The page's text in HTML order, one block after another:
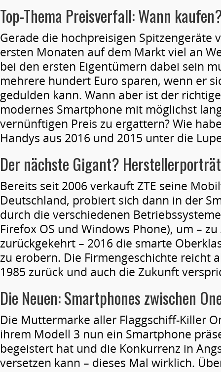
Top-Thema Preisverfall: Wann
Gerade die hochpreisigen Spitzengeräte
ersten Monaten auf dem Markt viel an
bei den ersten Eigentümern dabei sein
mehrere hundert Euro sparen, wenn er
gedulden kann. Wann aber ist der
modernes Smartphone mit möglichst
vernünftigen Preis zu ergattern? Wie
Handys aus 2016 und 2015 unter die
Der nächste Gigant?
Bereits seit 2006 verkauft ZTE seine
Deutschland, probiert sich dann in der
durch die verschiedenen
Firefox OS und Windows Phone), um –
zurückgekehrt – 2016 die smarte
zu erobern. Die Firmengeschichte reicht
1985 zurück und auch die Zukunft
Die Neuen: Smartphones zwischen
Die Muttermarke aller Flaggschiff-Killer
ihrem Modell 3 nun ein Smartphone
begeistert hat und die Konkurrenz in
versetzen kann – dieses Mal wirklich.